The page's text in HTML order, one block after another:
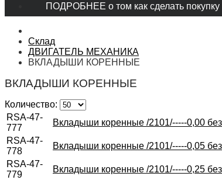
ПОДРОБНЕЕ о том как сделать покупку
Склад
ДВИГАТЕЛЬ МЕХАНИКА
ВКЛАДЫШИ КОРЕННЫЕ
ВКЛАДЫШИ КОРЕННЫЕ
Количество:
RSA-47-
777
Вкладыши коренные /2101/-----0,00
RSA-47-
778
Вкладыши коренные /2101/-----0,05
RSA-47-
779
Вкладыши коренные /2101/-----0,25